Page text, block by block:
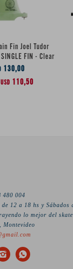
Fin Joel Tudor
FIN - Clear
130,00
USD 110,50
480 004
12 a 18 hs y Sábados
lo mejor del
Montevideo
 